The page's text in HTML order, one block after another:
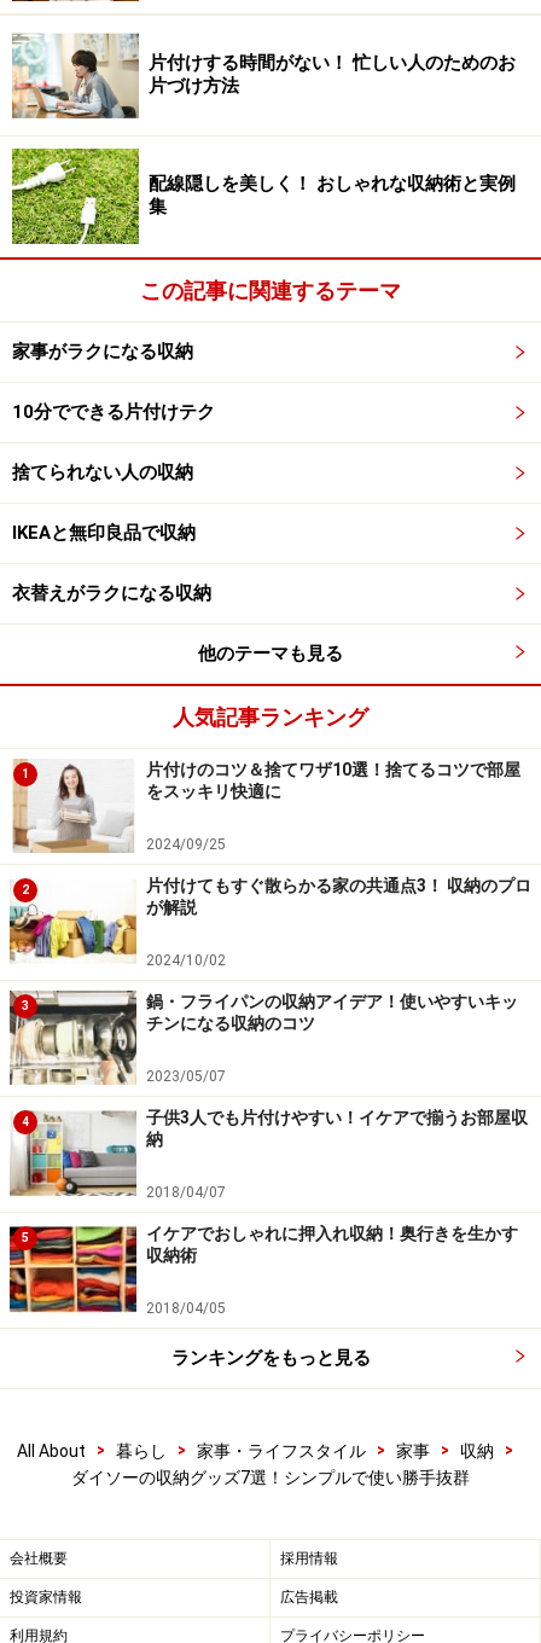
ト）
大人気のスクエアボックス。大・小に続き深型も登場し
て、ますます使える用途が増えました。大と深型はフタ
が共通サイズになっていて、別売りで税込108円です。
フタを使うことで上下に重ねて使用することもできま
す。
く
■サイズ別・おすすめの使い方
一番大きな深型は、子供のおもちゃなど、大きなものの
収納に便利です。大は、棚に入れて引き出しトレーにし
ています。小はキッチン周りの食材ストックの分類に使
ったりと、何でも使える優秀なボックスです。色もシン
ラフルに揃っているので、お好みの色を見つけてくださ
ダイソーのおすすめ収納グッズ2：マグネッ
トタイプ傘立て
色々な用途で使える便利なマグネットタイプ傘立て
耐荷重：1kg
マグネットタイプ傘立ては、傘の収納ホルダーの裏にマ
グネットがついたもの。マグネットがつくところに設置
して使います。マンションのドアは、マグネットがつく
素材の物が多いと思います。ドアの内側に貼って、傘の
一時置きスペースにすると便利です。
また、この商品がすごいのは、部品が2つに分かれてい
るので、背の高い傘にも、短い折り畳みの傘にも対応で
きるところ！
玄関ドアにつけて傘の収納に使用
さらに、傘の収納だけでなく、キッチン収納などにも使
えます。たとえば冷蔵庫につけてラップやホイルを収納
た、洗濯機の横につければ、ハンガーや掃除用具を収納
したりと、アイデア次第でいろいろな使い方ができる商
品です。
片付けする時間がない！ 忙しい人のためのお
片づけ方法
配線隠しを美しく！ おしゃれな収納術と実例
集
この記事に関連するテーマ
家事がラクになる収納
10分でできる片付けテク
捨てられない人の収納
IKEAと無印良品で収納
衣替えがラクになる収納
他のテーマも見る
人気記事ランキング
1
片付けのコツ＆捨てワザ10選！捨てるコツで部屋
をスッキリ快適に
2024/09/25
2
片付けてもすぐ散らかる家の共通点3！ 収納のプロ
が解説
2024/10/02
3
鍋・フライパンの収納アイデア！使いやすいキッ
チンになる収納のコツ
2023/05/07
4
子供3人でも片付けやすい！イケアで揃うお部屋収
納
2018/04/07
5
イケアでおしゃれに押入れ収納！奥行きを生かす
収納術
2018/04/05
ランキングをもっと見る
All About > 暮らし > 家事・ライフスタイル > 家事 > 収納
>
ダイソーの収納グッズ7選！シンプルで使い勝手抜群
会社概要 採用情報
投資家情報 広告掲載
利用規約 プライバシーポリシー